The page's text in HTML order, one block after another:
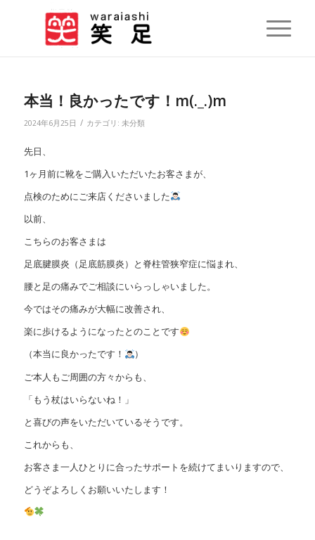
本当！良かったです！m(._.)m
2024年6月25日 / カテゴリ: 未分類
先日、
1ヶ月前に靴をご購入いただいたお客さまが、
点検のためにご来店くださいました
以前、
こちらのお客さまは
足底腱膜炎（足底筋膜炎）と脊柱管狭窄症に悩まれ、
腰と足の痛みでご相談にいらっしゃいました。
今ではその痛みが大幅に改善され、
楽に歩けるようになったとのことです
（本当に良かったです！
）
ご本人もご周囲の方々からも、
「もう杖はいらないね！」
と喜びの声をいただいているそうです。
これからも、
お客さま一人ひとりに合ったサポートを続けてまいりますので、
どうぞよろしくお願いいたします！